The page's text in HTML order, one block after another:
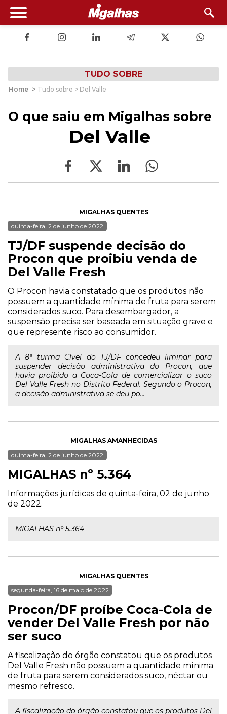
TUDO SOBRE
Home > Tudo sobre > Del Valle
O que saiu em Migalhas sobre
Del Valle
MIGALHAS QUENTES
quinta-feira, 2 de junho de 2022
TJ/DF suspende decisão do
Procon que proibiu venda de
Del Valle Fresh
O Procon havia constatado que os produtos não
possuem a quantidade mínima de fruta para serem
considerados suco. Para desembargador, a
suspensão precisa ser baseada em situação grave e
que represente risco ao consumidor.
A 8ª turma Cível do TJ/DF concedeu liminar para
suspender decisão administrativa do Procon, que
havia proibido a Coca-Cola de comercializar o suco
Del Valle Fresh no Distrito Federal. Segundo o Procon,
a decisão administrativa se deu po...
MIGALHAS AMANHECIDAS
quinta-feira, 2 de junho de 2022
MIGALHAS nº 5.364
Informações jurídicas de quinta-feira, 02 de junho
de 2022.
MIGALHAS nº 5.364
MIGALHAS QUENTES
segunda-feira, 16 de maio de 2022
Procon/DF proíbe Coca-Cola de
vender Del Valle Fresh por não
ser suco
A fiscalização do órgão constatou que os produtos
Del Valle Fresh não possuem a quantidade mínima
de fruta para serem considerados suco, néctar ou
mesmo refresco.
A fiscalização do órgão constatou que os produtos Del